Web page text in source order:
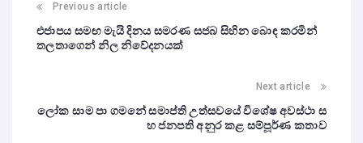
Previous article
එජාපය සමඟ මැයි දිනය සමරණ සජබ සිහින බොඳ කරමින්
තලතාගෙන් නිල නිවේදනයක්
Next article
ලෝක සාම පා ගමනේ සමාප්ති උත්සවයේ විශේෂ අවස්ථා ස
හ ජනපති අනුර කළ සම්පූර්ණ කතාව